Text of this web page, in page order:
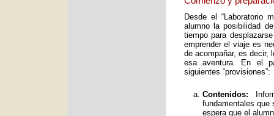
Desde el “Laboratorio
alumno la posibilidad
tiempo para
emprender el viaje es
de acompañar, es decir,
esa aventura. En el
siguientes “provisiones”:
Contenidos:
fundamentales que
espera que el